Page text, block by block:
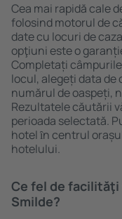
Cea mai rapidă cale
folosind motorul de
date cu locuri de
opţiuni este o
Completați
locul, alegeți data
numărul de oaspeți,
Rezultatele căutării
perioada selectată.
hotel ȋn centrul
hotelului.
Ce fel de
Smilde?